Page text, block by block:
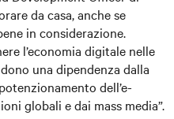
da casa, anche se
in considerazione.
l’economia digitale nelle
una dipendenza dalla
dell’e-
globali e dai mass media”.